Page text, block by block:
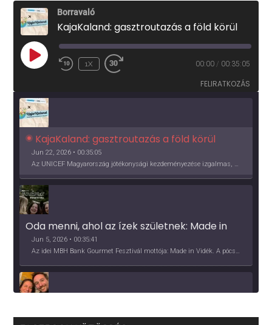
Borravaló
KajaKaland: gasztroutazás a föld körül
PLAY
EPISODE
1X 00:00 / 00:35:05
FELIRATKOZÁS
KajaKaland: gasztroutazás a föld körül
Jun 22, 2026 • 00:35:05
Az UNICEF Magyarország jótékonysági kezdeményezése izgalmas, egész éves világkörüli ízutazásra hív, igazi családi program és gasztroedukáció, illetve segítség a rászorulóknak is egyben.
Oda menni, ahol az ízek születnek: Made in
Vidék, Gourmet Fesztivál 2026
Jun 5, 2026 • 00:35:41
Az idei MBH Bank Gourmet Fesztivál mottója: Made in Vidék. A pócsmegyeri Papi, a mályinkai Iszkor és a szigligeti Villa Kabala tulajdonosai beszélnek arról, hogy mit jelentenek nekik a vidék ízei.